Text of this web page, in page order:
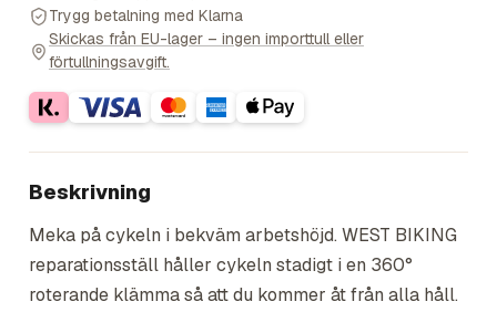
Trygg betalning med Klarna
Skickas från EU-lager – ingen importtull eller
förtullningsavgift.
Beskrivning
Meka på cykeln i bekväm arbetshöjd. WEST BIKING
reparationsställ håller cykeln stadigt i en 360°
roterande klämma så att du kommer åt från alla håll.